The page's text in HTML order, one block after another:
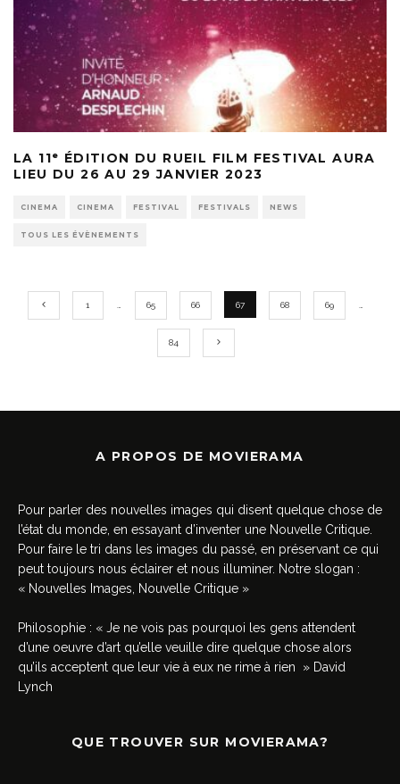
LA 11ᵉ ÉDITION DU RUEIL FILM FESTIVAL AURA
LIEU DU 26 AU 29 JANVIER 2023
CINEMA CINEMA FESTIVAL FESTIVALS NEWS
TOUS LES ÉVÈNEMENTS
1 … 65 66 67 68 69 …
84
A PROPOS DE MOVIERAMA
Pour parler des nouvelles images qui disent quelque chose de
l’état du monde, en essayant d’inventer une Nouvelle Critique.
Pour faire le tri dans les images du passé, en préservant ce qui
peut toujours nous éclairer et nous illuminer. Notre slogan :
« Nouvelles Images, Nouvelle Critique »
Philosophie : « Je ne vois pas pourquoi les gens attendent
d’une oeuvre d’art qu’elle veuille dire quelque chose alors
qu’ils acceptent que leur vie à eux ne rime à rien » David
Lynch
QUE TROUVER SUR MOVIERAMA?